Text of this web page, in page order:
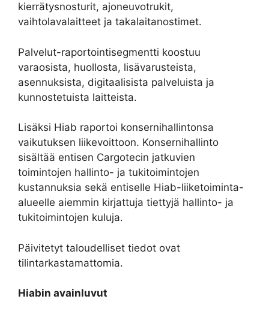
kierrätysnosturit, ajoneuvotrukit,
vaihtolavalaitteet ja takalaitanostimet.
Palvelut-raportointisegmentti koostuu
varaosista, huollosta, lisävarusteista,
asennuksista, digitaalisista palveluista ja
kunnostetuista laitteista.
Lisäksi Hiab raportoi konsernihallintonsa
vaikutuksen liikevoittoon. Konsernihallinto
sisältää entisen Cargotecin jatkuvien
toimintojen hallinto- ja tukitoimintojen
kustannuksia sekä entiselle Hiab-liiketoiminta-
alueelle aiemmin kirjattuja tiettyjä hallinto- ja
tukitoimintojen kuluja.
Päivitetyt taloudelliset tiedot ovat
tilintarkastamattomia.
Hiabin avainluvut